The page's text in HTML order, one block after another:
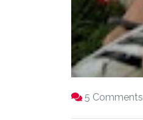
5 Comments